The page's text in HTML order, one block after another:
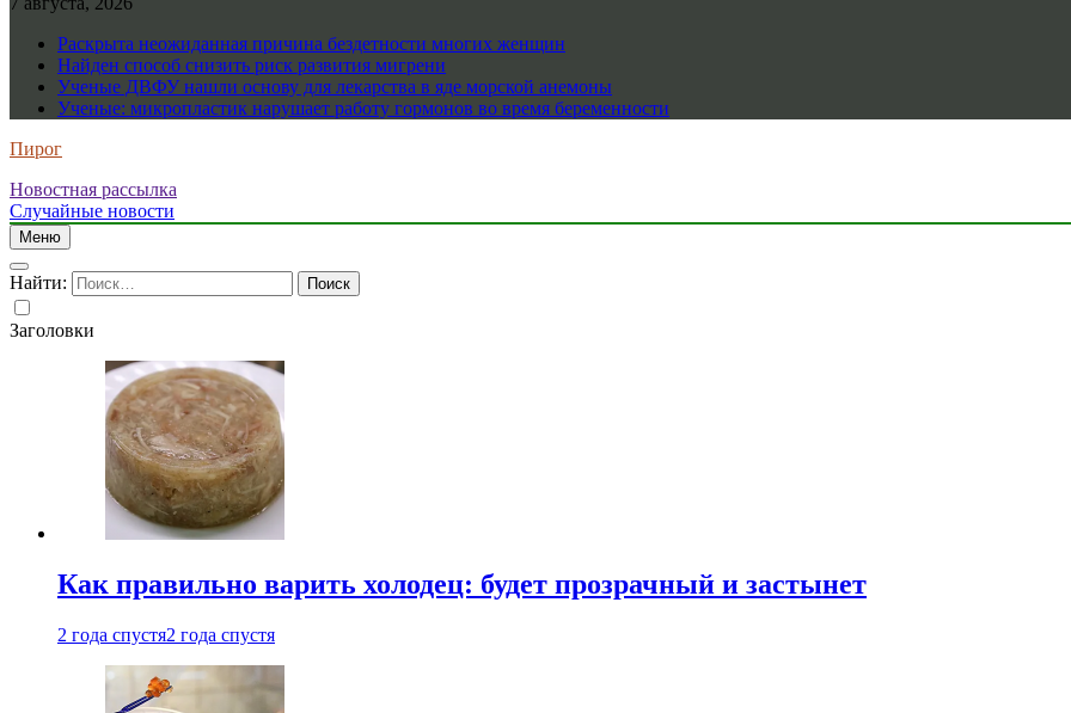
Раскрыта неожиданная причина бездетности многих женщин
Найден способ снизить риск развития мигрени
Ученые ДВФУ нашли основу для лекарства в яде морской анемоны
Ученые: микропластик нарушает работу гормонов во время беременности
Пирог
Новостная рассылка
Случайные новости
Меню
Найти:
Заголовки
Как правильно варить холодец: будет прозрачный и застынет
2 года спустя2 года спустя